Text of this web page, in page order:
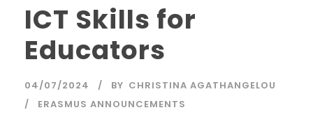
ICT Skills for
Educators
04/07/2024 BY CHRISTINA AGATHANGELOU
ERASMUS ANNOUNCEMENTS